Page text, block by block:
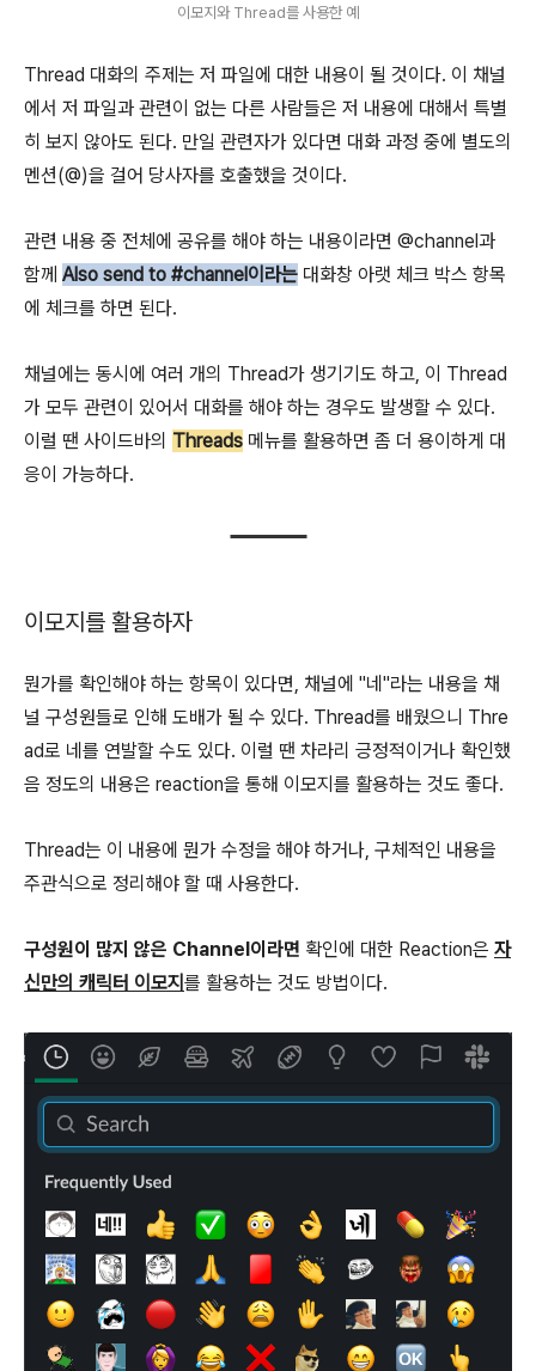
이모지와 Thread를 사용한 예
Thread 대화의 주제는 저 파일에 대한 내용이 될 것이다. 이 채널
에서 저 파일과 관련이 없는 다른 사람들은 저 내용에 대해서 특별
히 보지 않아도 된다. 만일 관련자가 있다면 대화 과정 중에 별도의
멘션(@)을 걸어 당사자를 호출했을 것이다.
관련 내용 중 전체에 공유를 해야 하는 내용이라면 @channel과
함께 Also send to #channel이라는 대화창 아랫 체크 박스 항목
에 체크를 하면 된다.
채널에는 동시에 여러 개의 Thread가 생기기도 하고, 이 Thread
가 모두 관련이 있어서 대화를 해야 하는 경우도 발생할 수 있다.
이럴 땐 사이드바의 Threads 메뉴를 활용하면 좀 더 용이하게 대
응이 가능하다.
이모지를 활용하자
뭔가를 확인해야 하는 항목이 있다면, 채널에 "네"라는 내용을 채
널 구성원들로 인해 도배가 될 수 있다. Thread를 배웠으니 Thre
ad로 네를 연발할 수도 있다. 이럴 땐 차라리 긍정적이거나 확인했
음 정도의 내용은 reaction을 통해 이모지를 활용하는 것도 좋다.
Thread는 이 내용에 뭔가 수정을 해야 하거나, 구체적인 내용을
주관식으로 정리해야 할 때 사용한다.
구성원이 많지 않은 Channel이라면 확인에 대한 Reaction은 자
신만의 캐릭터 이모지 를 활용하는 것도 방법이다.